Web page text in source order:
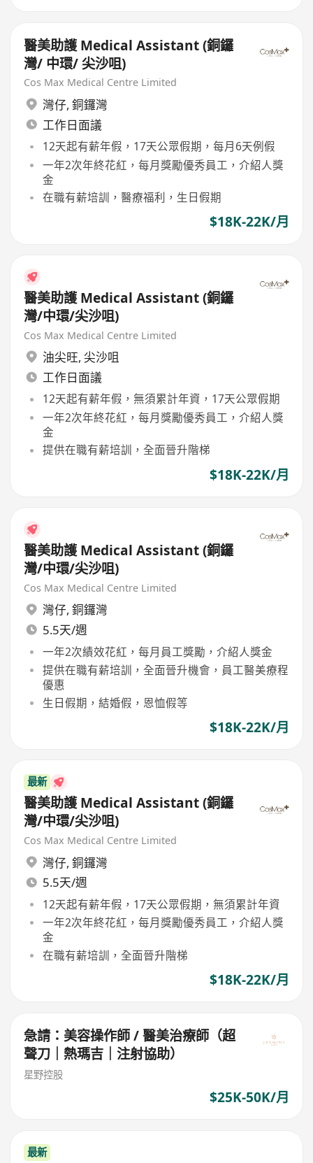
醫美助護 Medical Assistant (銅鑼
灣/ 中環/ 尖沙咀)
Cos Max Medical Centre Limited
灣仔, 銅鑼灣
工作日面議
12天起有薪年假，17天公眾假期，每月6天例假
一年2次年終花紅，每月獎勵優秀員工，介紹人獎
金
在職有薪培訓，醫療福利，生日假期
$18K-22K/月
醫美助護 Medical Assistant (銅鑼
灣/中環/尖沙咀)
Cos Max Medical Centre Limited
油尖旺, 尖沙咀
工作日面議
12天起有薪年假，無須累計年資，17天公眾假期
一年2次年終花紅，每月獎勵優秀員工，介紹人獎
金
提供在職有薪培訓，全面晉升階梯
$18K-22K/月
醫美助護 Medical Assistant (銅鑼
灣/中環/尖沙咀)
Cos Max Medical Centre Limited
灣仔, 銅鑼灣
5.5天/週
一年2次績效花紅，每月員工獎勵，介紹人獎金
提供在職有薪培訓，全面晉升機會，員工醫美療程
優惠
生日假期，結婚假，恩恤假等
$18K-22K/月
最新
醫美助護 Medical Assistant (銅鑼
灣/中環/尖沙咀)
Cos Max Medical Centre Limited
灣仔, 銅鑼灣
5.5天/週
12天起有薪年假，17天公眾假期，無須累計年資
一年2次年終花紅，每月獎勵優秀員工，介紹人獎
金
在職有薪培訓，全面晉升階梯
$18K-22K/月
急請：美容操作師 / 醫美治療師（超
聲刀｜熱瑪吉｜注射協助）
星野控股
$25K-50K/月
最新